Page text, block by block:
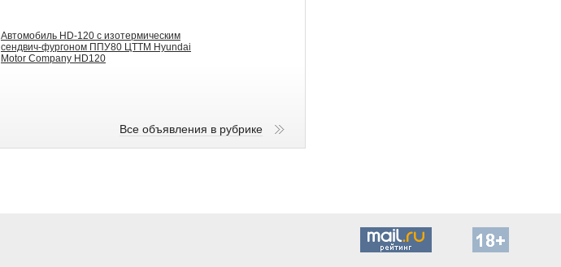
Автомобиль HD-120 с изотермическим
сендвич-фургоном ППУ80 ЦТТМ Hyundai
Motor Company HD120
Все объявления в рубрике